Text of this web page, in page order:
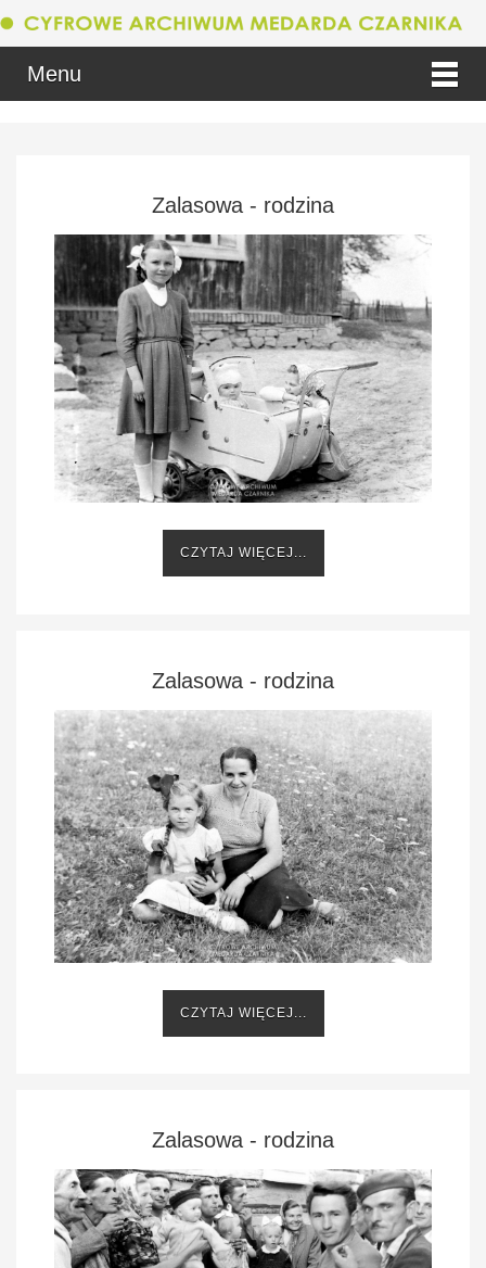
Menu
Zalasowa - rodzina
CZYTAJ WIĘCEJ...
Zalasowa - rodzina
CZYTAJ WIĘCEJ...
Zalasowa - rodzina